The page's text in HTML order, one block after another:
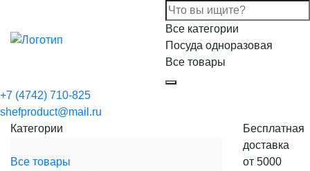
Все категории
Посуда одноразовая
Все товары
+7 (4742) 710-825
shefproduct@mail.ru
Категории
Все товары
Бесплатная
доставка
от 5000